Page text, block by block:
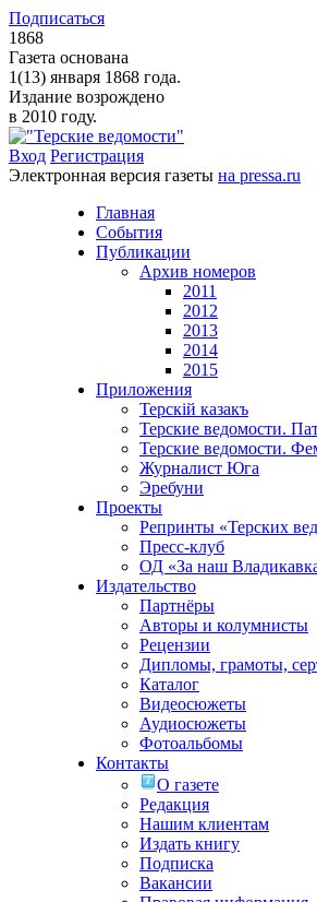
Подписаться
1868
Газета основана
1(13) января 1868 года.
Издание возрождено
в 2010 году.
Вход Регистрация
Электронная версия газеты на pressa.ru
Главная
События
Публикации
Архив номеров
2011
2012
2013
2014
2015
Приложения
Терскiй казакъ
Терские ведомости.
Терские ведомости.
Журналист Юга
Эребуни
Проекты
Репринты «Терских
Пресс-клуб
ОД «За наш
Издательство
Партнёры
Авторы и колумнисты
Рецензии
Дипломы, грамоты,
Каталог
Видеосюжеты
Аудиосюжеты
Фотоальбомы
Контакты
О газете
Редакция
Нашим клиентам
Издать книгу
Подписка
Вакансии